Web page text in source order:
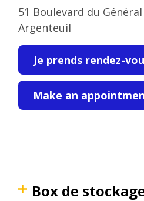
51 Boulevard du
Argenteuil
Je prends rendez-
Make an
Box de